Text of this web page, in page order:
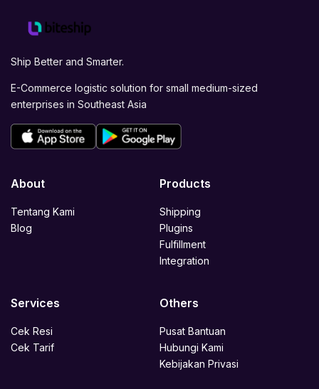
Ship Better and Smarter.
E-Commerce logistic solution for small medium-sized
enterprises in Southeast Asia
About
Tentang Kami
Blog
Products
Shipping
Plugins
Fulfillment
Integration
Services
Cek Resi
Cek Tarif
Others
Pusat Bantuan
Hubungi Kami
Kebijakan Privasi